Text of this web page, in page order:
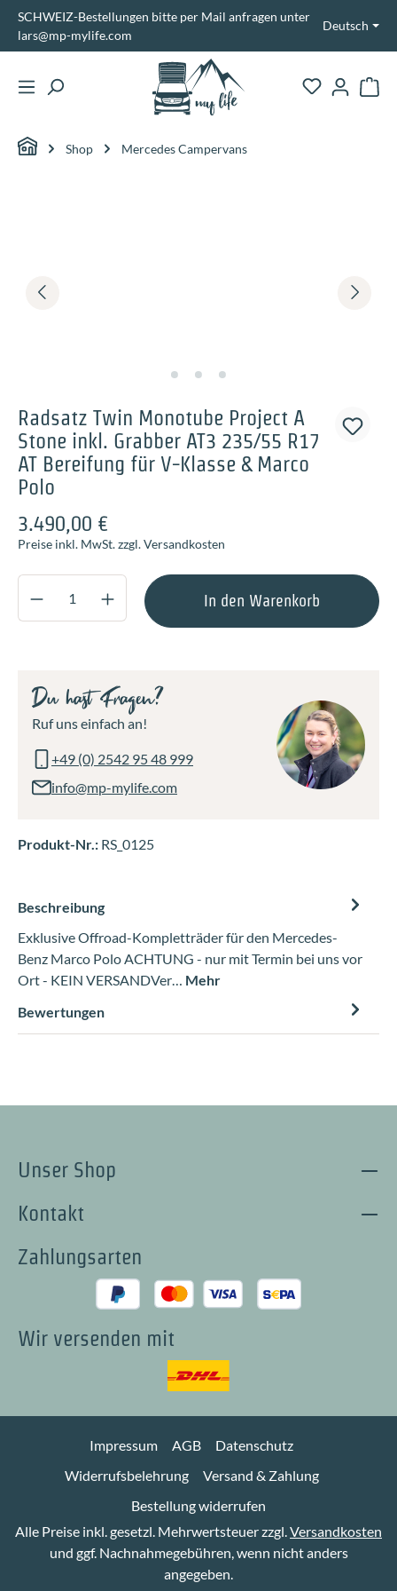
springen
SCHWEIZ-Bestellungen bitte per Mail anfragen unter
lars@mp-mylife.com
Deutsch
Shop Mercedes Campervans
Radsatz Twin Monotube Project A
Stone inkl. Grabber AT3 235/55 R17
AT Bereifung für V-Klasse & Marco
Polo
3.490,00 €
Preise inkl. MwSt. zzgl. Versandkosten
Produkt Anzahl: Gib den gewünschten
In den Warenkorb
Du hast Fragen?
Ruf uns einfach an!
+49 (0) 2542 95 48 999
info@mp-mylife.com
Produkt-Nr.: RS_0125
Beschreibung
Exklusive Offroad-Kompletträder für den Mercedes-
Benz Marco Polo ACHTUNG - nur mit Termin bei uns vor
Ort - KEIN VERSANDVer… Mehr
Bewertungen
Unser Shop
Kontakt
Zahlungsarten
Wir versenden mit
Impressum AGB
Datenschutz
Widerrufsbelehrung
Versand & Zahlung
Bestellung widerrufen
Alle Preise inkl. gesetzl. Mehrwertsteuer zzgl.Versandkosten
und ggf. Nachnahmegebühren, wenn nicht anders
angegeben.